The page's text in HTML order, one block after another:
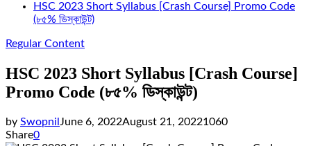
HSC 2023 Short Syllabus [Crash Course] Promo Code
(৮৫% ডিস্কাউন্ট)
Regular Content
HSC 2023 Short Syllabus [Crash Course]
Promo Code (৮৫% ডিস্কাউন্ট)
by Swopnil June 6, 2022August 21, 20221060
Share0